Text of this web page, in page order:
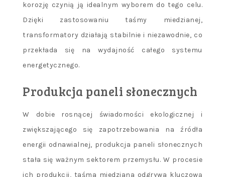
korozję czynią ją idealnym wyborem do tego celu.
Dzięki zastosowaniu taśmy miedzianej,
transformatory działają stabilnie i niezawodnie, co
przekłada się na wydajność całego systemu
energetycznego.
Produkcja paneli słonecznych
W dobie rosnącej świadomości ekologicznej i
zwiększającego się zapotrzebowania na źródła
energii odnawialnej, produkcja paneli słonecznych
stała się ważnym sektorem przemysłu. W procesie
ich produkcji, taśma miedziana odgrywa kluczową